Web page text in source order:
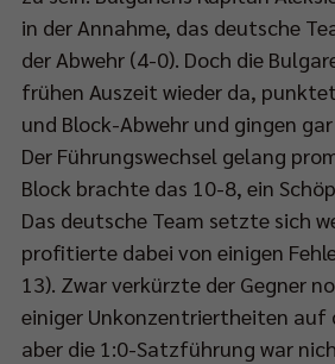
in der Annahme, das deutsche
der Abwehr (4-0). Doch die
frühen Auszeit wieder da,
und Block-Abwehr und gingen
Der Führungswechsel gelang
Block brachte das 10-8, ein
Das deutsche Team setzte sich
profitierte dabei von einigen
13). Zwar verkürzte der Gegner
einiger Unkonzentriertheiten auf
aber die 1:0-Satzführung war